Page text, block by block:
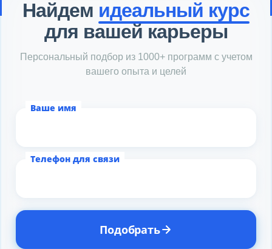
Найдем идеальный курс
для вашей карьеры
Персональный подбор из 1000+ программ с учетом
вашего опыта и целей
Ваше имя
Телефон для связи
Подобрать